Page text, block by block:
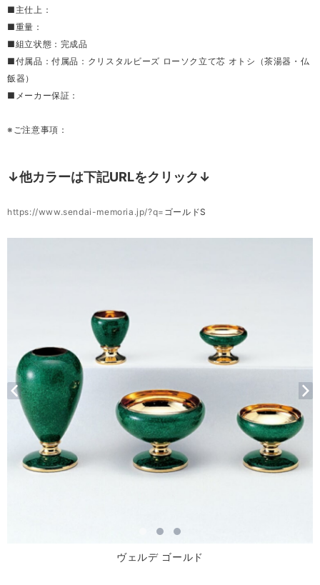
■主仕上：
■重量：
■組立状態：完成品
■付属品：付属品：クリスタルビーズ ローソク立て芯 オトシ（茶湯器・仏
飯器）
■メーカー保証：
※ご注意事項：
↓他カラーは下記URLをクリック↓
https://www.sendai-memoria.jp/?q= ゴールドS
ヴェルデ ゴールド